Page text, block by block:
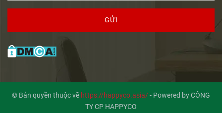
GỬI
© Bản quyền thuộc về https://happyco.asia/- Powered by CÔNG
TY CP HAPPYCO